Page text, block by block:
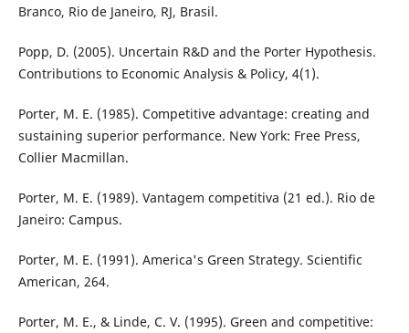
Branco, Rio de Janeiro, RJ, Brasil.
Popp, D. (2005). Uncertain R&D and the Porter Hypothesis.
Contributions to Economic Analysis & Policy, 4(1).
Porter, M. E. (1985). Competitive advantage: creating and
sustaining superior performance. New York: Free Press,
Collier Macmillan.
Porter, M. E. (1989). Vantagem competitiva (21 ed.). Rio de
Janeiro: Campus.
Porter, M. E. (1991). America's Green Strategy. Scientific
American, 264.
Porter, M. E., & Linde, C. V. (1995). Green and competitive: